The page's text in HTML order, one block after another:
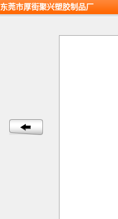
东莞市厚街聚兴塑胶制品厂